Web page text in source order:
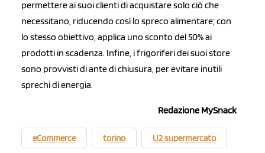
permettere ai suoi clienti di acquistare solo ciò che
necessitano, riducendo così lo spreco alimentare; con
lo stesso obiettivo, applica uno sconto del 50% ai
prodotti in scadenza. Infine, i frigoriferi dei suoi store
sono provvisti di ante di chiusura, per evitare inutili
sprechi di energia.
Redazione MySnack
eCommerce torino U2 supermercato